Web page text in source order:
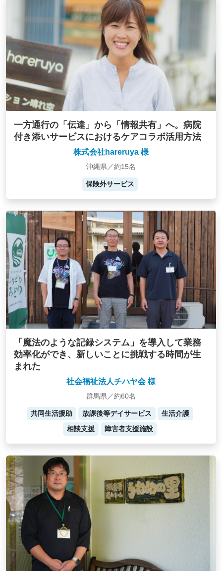
一方通行の「伝達」から「情報共有」へ。病院
付き添いサービスにおけるケアコラボ活用方法
株式会社hareruya 様
沖縄県／約15名
保険外サービス
「魔法のような記録システム」を導入して業務
効率化ができ、新しいことに挑戦する時間が生
まれた
社会福祉法人チハヤ会 様
群馬県／約60名
共同生活援助 放課後等デイサービス
生活介護
相談支援
障害者支援施設